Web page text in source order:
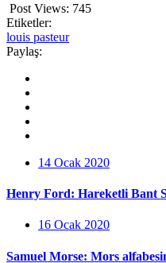
Post Views: 745
Etiketler:
louis pasteur
Paylaş:
14 Ocak 2020
Henry Ford: Hareketli Bant
16 Ocak 2020
Samuel Morse: Mors